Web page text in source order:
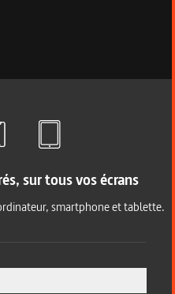
sur tous vos écrans
smartphone et tablette.